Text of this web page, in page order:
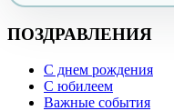
ПОЗДРАВЛЕНИЯ
С днем рождения
С юбилеем
Важные события